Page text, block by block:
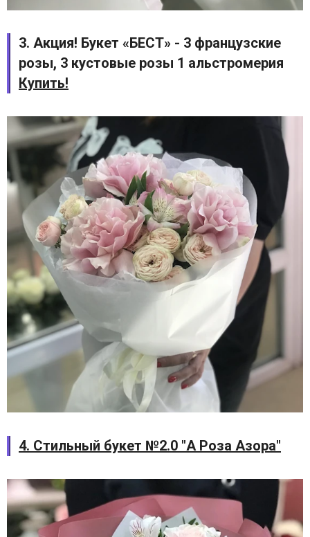
3. Акция! Букет «БЕСТ» - 3 французские
розы, 3 кустовые розы 1 альстромерия
Купить!
4. Стильный букет №2.0 "А Роза Азора"